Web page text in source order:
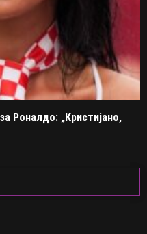
Роналдо: „Кристијано,